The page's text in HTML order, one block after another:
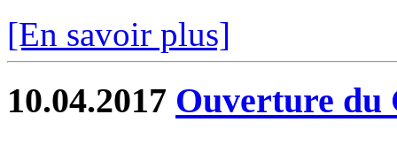
[En savoir plus]
10.04.2017 Ouverture